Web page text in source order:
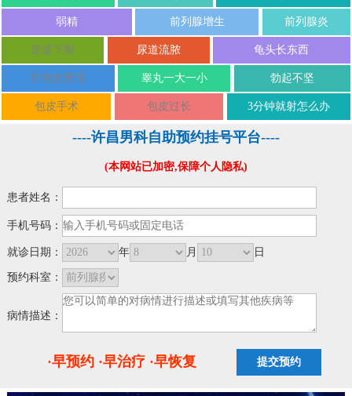
弱精 前列腺增生 前列腺炎
尿道下裂 尿道流脓 龟头长东西
割包皮费用 睾丸一大一小 勃起不坚
包皮手术 包皮过长 3分钟就射怎么办
----许昌男科自助预约挂号平台----
(本网站已加密,保障个人隐私)
患者姓名：
手机号码：
就诊日期： 年 月 日
预约科室：
病情描述：
·早预约 ·早治疗 ·早恢复